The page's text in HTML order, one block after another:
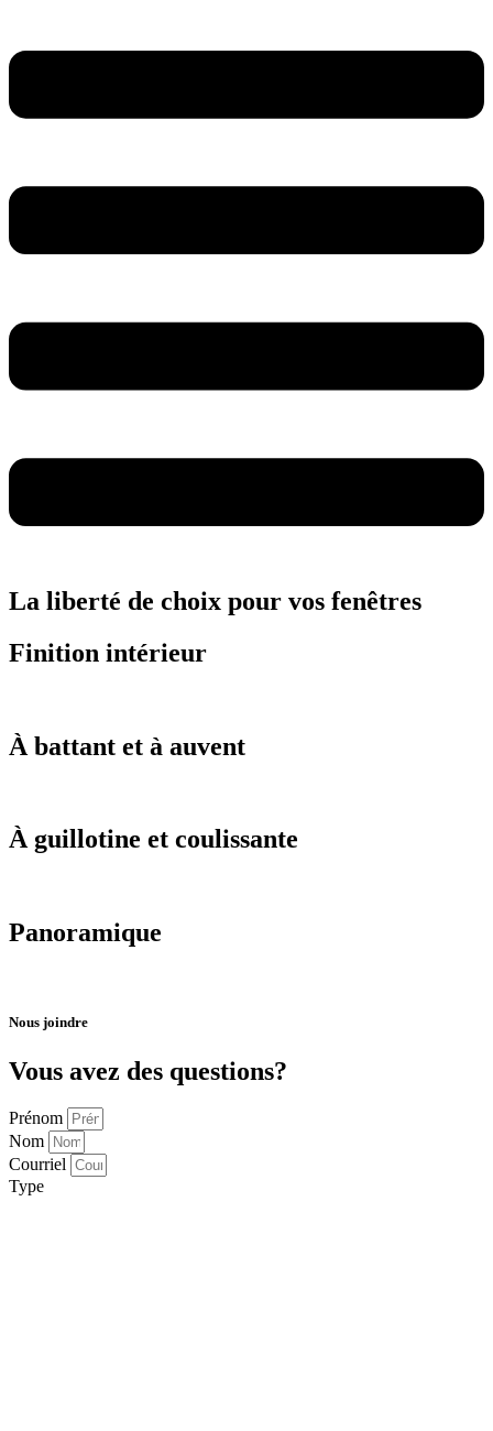
La liberté de choix pour vos fenêtres
Finition intérieur
À battant et à auvent
À guillotine et coulissante
Panoramique
Nous joindre
Vous avez des questions?
Prénom
Nom
Courriel
Type